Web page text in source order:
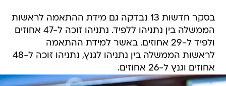
בסקר חדשות 13 נבדקה גם מידת ההתאמה לראשות
הממשלה בין נתניהו ללפיד. נתניהו זוכה ל-47 אחוזים
ולפיד ל-29 אחוזים. באשר למידת ההתאמה
לראשות הממשלה בין נתניהו לגנץ, נתניהו זוכה ל-48
אחוזים וגנץ ל-26 אחוזים.